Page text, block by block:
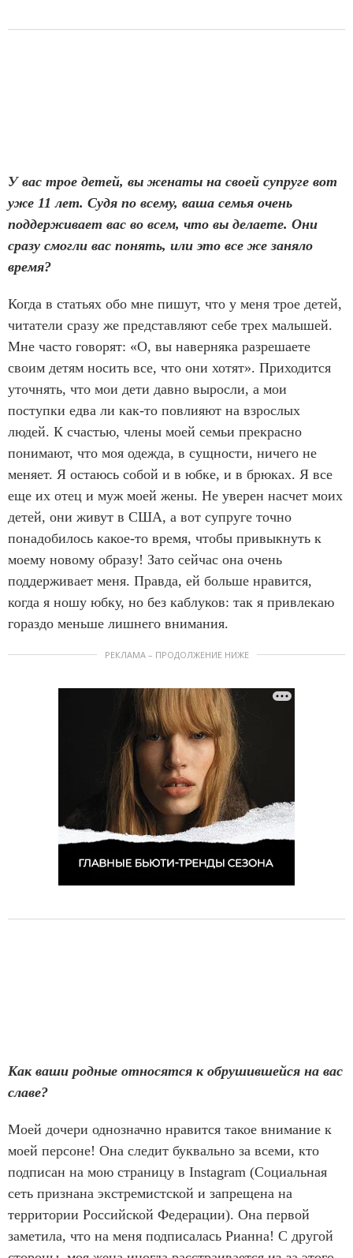
У вас трое детей, вы женаты на своей супруге вот
уже 11 лет. Судя по всему, ваша семья очень
поддерживает вас во всем, что вы делаете. Они
сразу смогли вас понять, или это все же заняло
время?
Когда в статьях обо мне пишут, что у меня трое детей,
читатели сразу же представляют себе трех малышей.
Мне часто говорят: «О, вы наверняка разрешаете
своим детям носить все, что они хотят». Приходится
уточнять, что мои дети давно выросли, а мои
поступки едва ли как-то повлияют на взрослых
людей. К счастью, члены моей семьи прекрасно
понимают, что моя одежда, в сущности, ничего не
меняет. Я остаюсь собой и в юбке, и в брюках. Я все
еще их отец и муж моей жены. Не уверен насчет моих
детей, они живут в США, а вот супруге точно
понадобилось какое-то время, чтобы привыкнуть к
моему новому образу! Зато сейчас она очень
поддерживает меня. Правда, ей больше нравится,
когда я ношу юбку, но без каблуков: так я привлекаю
гораздо меньше лишнего внимания.
РЕКЛАМА – ПРОДОЛЖЕНИЕ НИЖЕ
Как ваши родные относятся к обрушившейся на вас
славе?
Моей дочери однозначно нравится такое внимание к
моей персоне! Она следит буквально за всеми, кто
подписан на мою страницу в Instagram (Социальная
сеть признана экстремистской и запрещена на
территории Российской Федерации). Она первой
заметила, что на меня подписалась Рианна! С другой